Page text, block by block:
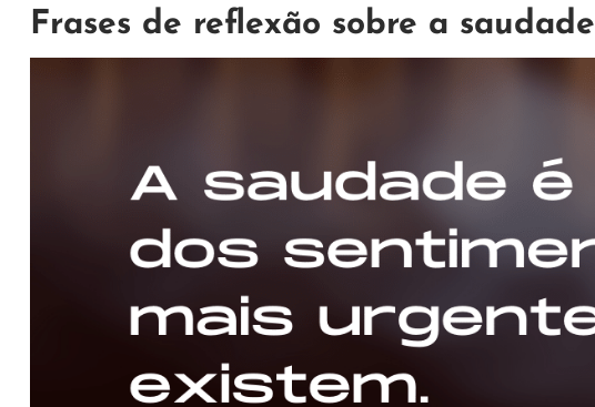
Frases de reflexão sobre a saudade